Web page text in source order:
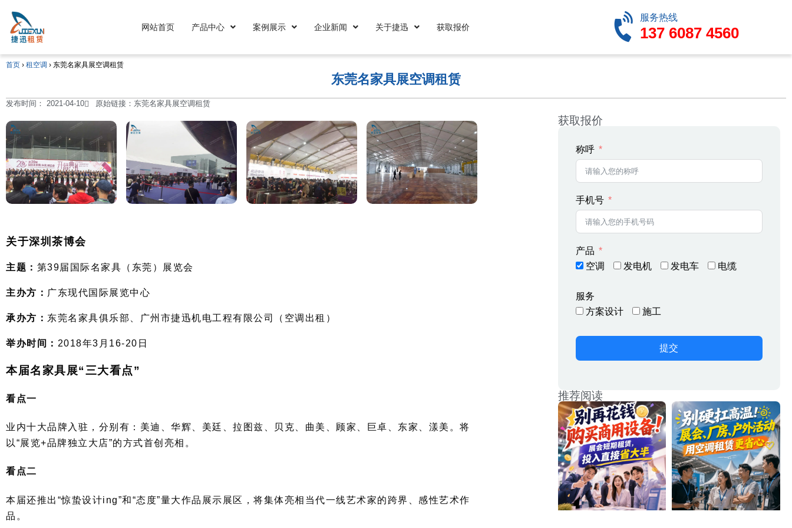
网站首页 产品中心 案例展示 企业新闻 关于捷迅 获取报价
服务热线
137 6087 4560
首页 › 租空调 › 东莞名家具展空调租赁
东莞名家具展空调租赁
发布时间： 2021-04-10 原始链接：东莞名家具展空调租赁
关于深圳茶博会
主题： 第39届国际名家具（东莞）展览会
主办方： 广东现代国际展览中心
承办方： 东莞名家具俱乐部、广州市捷迅机电工程有限公司（空调出租）
举办时间： 2018年3月16-20日
本届名家具展“三大看点”
看点一
业内十大品牌入驻，分别有：美迪、华辉、美廷、拉图兹、贝克、曲美、顾家、巨卓、东家、漾美。将
以“展览+品牌独立大店”的方式首创亮相。
看点二
本届还推出“惊蛰设计ing”和“态度”量大作品展示展区，将集体亮相当代一线艺术家的跨界、感性艺术作
品。
获取报价
称呼
手机号
产品
空调
发电机 发电车 电缆
服务
方案设计
施工
提交
推荐阅读